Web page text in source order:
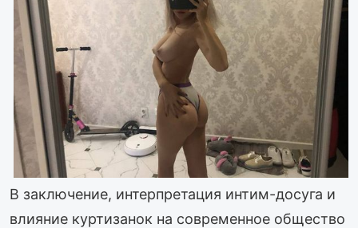
В заключение, интерпретация интим-досуга и
влияние куртизанок на современное общество